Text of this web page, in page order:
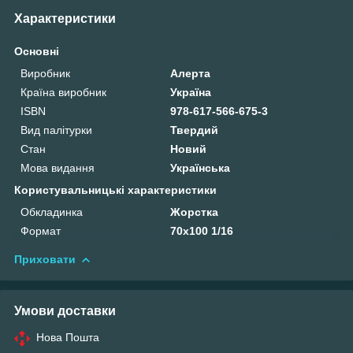
Характеристики
Основні
Виробник
Алерта
Країна виробник
Україна
ISBN
978-617-566-675-3
Вид палітурки
Твердий
Стан
Новий
Мова видання
Українська
Користувальницькі характеристики
Обкладинка
Жорстка
Формат
70х100 1/16
Приховати
Умови доставки
Нова Пошта